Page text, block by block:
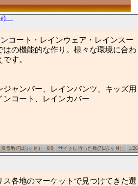
コート・レインウェア・レインスー
の機能的な作り。様々な環境に合わ
す。
ャンパー、レインパンツ、キッズ用
ンコート、レインカバー
投票数(7日/1ヶ月)･･･0/0 サイトに行った数(7日/1ヶ月)･･･1/26
各地のマーケットで見つけてきた選